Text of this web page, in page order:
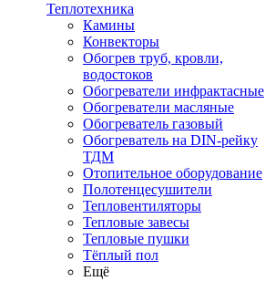
Теплотехника
Камины
Конвекторы
Обогрев труб, кровли,
водостоков
Обогреватели инфрактасные
Обогреватели масляные
Обогреватель газовый
Обогреватель на DIN-рейку
ТДМ
Отопительное оборудование
Полотенцесушители
Тепловентиляторы
Тепловые завесы
Тепловые пушки
Тёплый пол
Ещё